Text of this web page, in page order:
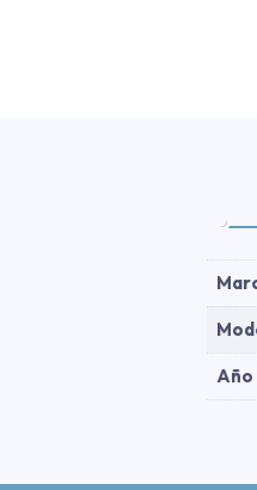
Año